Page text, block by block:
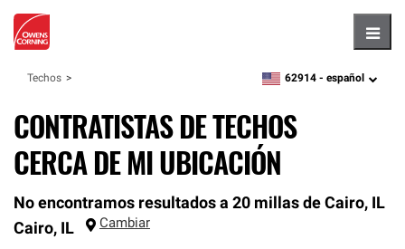
Techos zipcode,language
62914 - español
CONTRATISTAS DE TECHOS
CERCA DE MI UBICACIÓN
No encontramos resultados a 20 millas de Cairo, IL
Cairo, IL Cambiar